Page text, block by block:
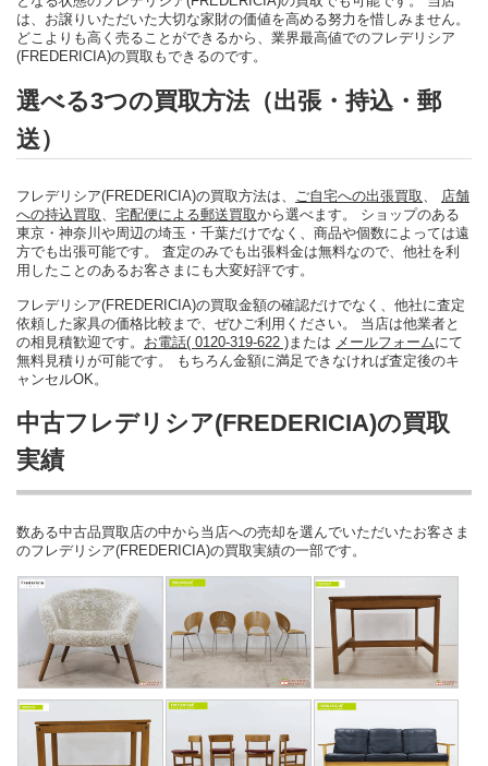
は、お譲りいただいた大切な家財の価値を高める努力を惜しみません。
どこよりも高く売ることができるから、業界最高値でのフレデリシア
(FREDERICIA)の買取もできるのです。
選べる3つの買取方法（出張・持込・郵
送）
フレデリシア(FREDERICIA)の買取方法は、 ご自宅への出張買取
店舗
への持込買取
宅配便による郵送買取から選べます。 ショップのある
東京・神奈川や周辺の埼玉・千葉だけでなく、商品や個数によっては遠
方でも出張可能です。 査定のみでも出張料金は無料なので、他社を利
用したことのあるお客さまにも大変好評です。
フレデリシア(FREDERICIA)の買取金額の確認だけでなく、他社に査定
依頼した家具の価格比較まで、ぜひご利用ください。 当店は他業者と
の相見積歓迎です。 お電話( 0120-319-622 ) または メールフォームにて
無料見積りが可能です。 もちろん金額に満足できなければ査定後のキ
ャンセルOK。
中古フレデリシア(FREDERICIA)の買取
実績
数ある中古品買取店の中から当店への売却を選んでいただいたお客さま
のフレデリシア(FREDERICIA)の買取実績の一部です。